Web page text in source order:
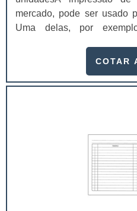
mercado, pode ser usado
Uma delas, por
exemplo.Outro segmento
seleção de imagens
COTAR